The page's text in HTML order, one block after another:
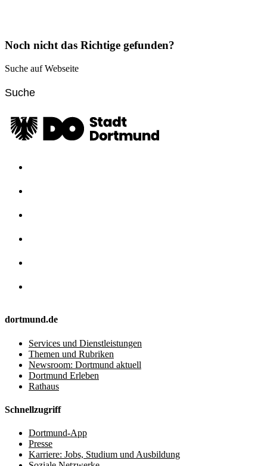
Noch nicht das Richtige gefunden?
Suche auf Webseite
dortmund.de
Services und Dienstleistungen
Themen und Rubriken
Newsroom: Dortmund aktuell
Dortmund Erleben
Rathaus
Schnellzugriff
Dortmund-App
Presse
Karriere: Jobs, Studium und Ausbildung